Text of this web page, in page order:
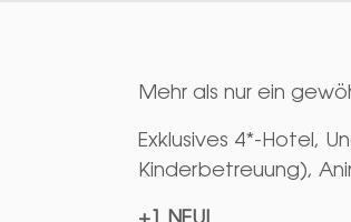
Mehr als nur ein
Exklusives 4*-Hotel,
Kinderbetreuung),